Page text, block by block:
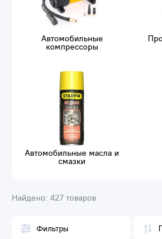
Автомобильные
компрессоры
Автомобильные масла и
смазки
Найдено: 427 товаров
Фильтры